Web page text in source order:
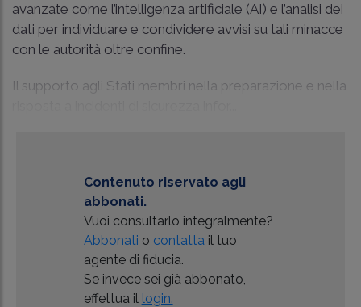
avanzate come l’intelligenza artificiale (AI) e l’analisi dei
dati per individuare e condividere avvisi su tali minacce
con le autorità oltre confine.
Il supporto agli Stati membri nella preparazione e nella
Contenuto riservato agli
abbonati.
Vuoi consultarlo integralmente?
Abbonati o contattail tuo
agente di fiducia.
Se invece sei già abbonato,
effettua il login.